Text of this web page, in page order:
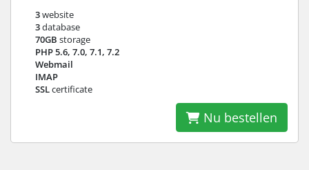
3website
3database
70GB storage
PHP 5.6, 7.0, 7.1, 7.2
Webmail
IMAP
SSLcertificate
Nu bestellen